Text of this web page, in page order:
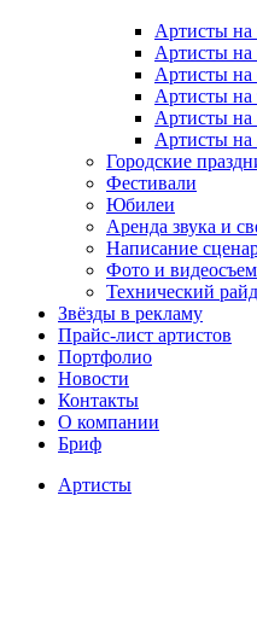
Артисты на
Артисты на
Артисты на
Артисты
Артисты на
Артисты на
Городские
Фестивали
Юбилеи
Аренда звука и
Написание
Фото и
Технический
Звёзды в рекламу
Прайс-лист артистов
Портфолио
Новости
Контакты
О компании
Бриф
Артисты